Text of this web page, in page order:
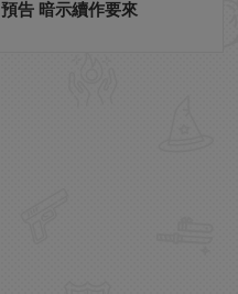
預告 暗示續作要來